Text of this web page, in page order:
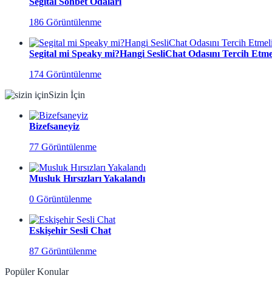
186 Görüntülenme
Segital mi Speaky mi?Hangi SesliChat Odasını Tercih
174 Görüntülenme
Sizin İçin
Bizefsaneyiz
77 Görüntülenme
Musluk Hırsızları Yakalandı
0 Görüntülenme
Eskişehir Sesli Chat
87 Görüntülenme
Popüler Konular